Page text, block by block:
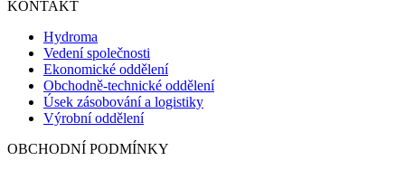
KONTAKT
Hydroma
Vedení společnosti
Ekonomické oddělení
Obchodně-technické oddělení
Úsek zásobování a logistiky
Výrobní oddělení
OBCHODNÍ PODMÍNKY